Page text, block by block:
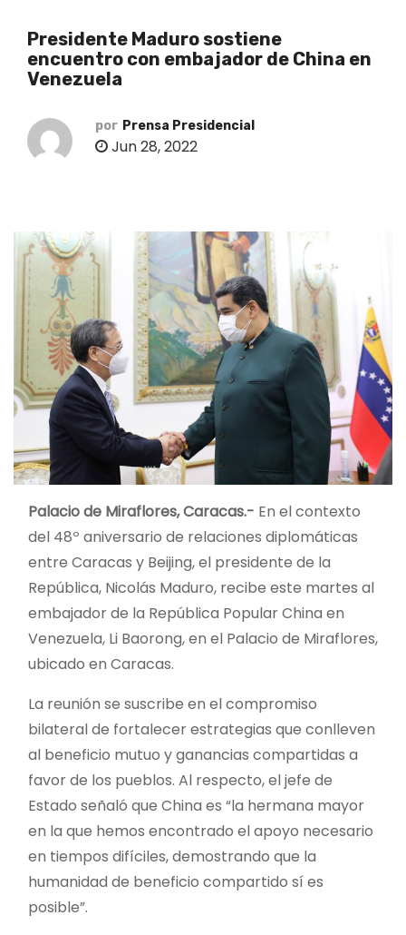
Presidente Maduro sostiene
encuentro con embajador de China en
Venezuela
por Prensa Presidencial
Jun 28, 2022
Palacio de Miraflores, Caracas.- En el contexto
del 48º aniversario de relaciones diplomáticas
entre Caracas y Beijing, el presidente de la
República, Nicolás Maduro, recibe este martes al
embajador de la República Popular China en
Venezuela, Li Baorong, en el Palacio de Miraflores,
ubicado en Caracas.
La reunión se suscribe en el compromiso
bilateral de fortalecer estrategias que conlleven
al beneficio mutuo y ganancias compartidas a
favor de los pueblos. Al respecto, el jefe de
Estado señaló que China es “la hermana mayor
en la que hemos encontrado el apoyo necesario
en tiempos difíciles, demostrando que la
humanidad de beneficio compartido sí es
posible”.